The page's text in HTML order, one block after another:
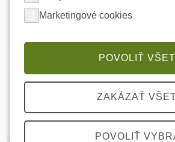
Marketingové cookies
POVOLIŤ
ZAKÁZAŤ
POVOLIŤ